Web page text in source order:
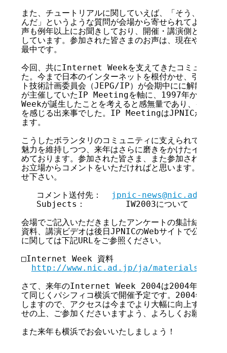
また、チュートリアルに関していえば、「そう、そう
んだ」というような質問が会場から寄せられてよかっ
声も例年以上にお聞きしており、開催・講演側として
しています。参加された皆さまのお声は、現在やや緊
最中です。
今回、共にInternet Weekを支えてきたコミュニティ
た。今まで日本のインターネットを根付かせ、引っ張
ト技術計画委員会（JEPG/IP）が会期中にに解散を発
が主催していたIP Meetingを軸に、1997年から複
Weekが誕生したことを考えると感無量であり、インタ
を感じる出来事でした。IP MeetingはJPNICが引き継
ます。
こうしたボランタリのコミュニティに支えられてき
魅力を維持しつつ、来年はさらに磨きをかけたイベン
めております。参加された皆さま、また参加されなか
お立場からコメントをいただければと思います。下記
せ下さい。
   コメント送付先：
jpnic-news@nic.ad.jp
   Subjects：        IW2003について
会場でご記入いただきましたアンケートの集計結果、
資料、講演ビデオは後日JPNICのWebサイトで公開予
に関しては下記URLをご参照ください。
□Internet Week 資料
http://www.nic.ad.jp/ja/materials/iw/
さて、来年のInternet Week 2004は2004年11月
て同じくパシフィコ横浜で開催予定です。2004年2月
しますので、アクセスは今までより大幅に向上するで
せの上、ご参加くださいますよう、よろしくお願いいた
また来年も横浜でお会いいたしましょう！